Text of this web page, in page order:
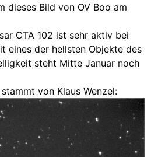
dieses Bild von OV Boo am
CTA 102 ist sehr aktiv bei
eines der hellsten Objekte des
steht Mitte Januar noch
von Klaus Wenzel: